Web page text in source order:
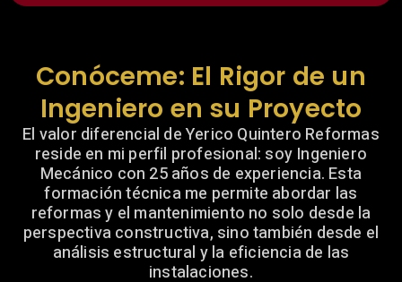
Conóceme: El Rigor de un
Ingeniero en su Proyecto
El valor diferencial de Yerico Quintero Reformas
reside en mi perfil profesional: soy Ingeniero
Mecánico con 25 años de experiencia. Esta
formación técnica me permite abordar las
reformas y el mantenimiento no solo desde la
perspectiva constructiva, sino también desde el
análisis estructural y la eficiencia de las
instalaciones.